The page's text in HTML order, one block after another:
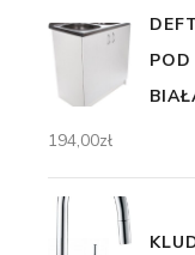
194,00zł